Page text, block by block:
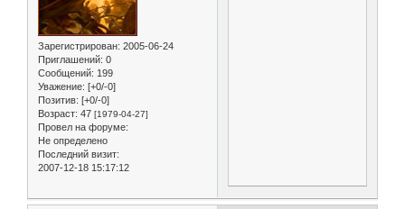
Зарегистрирован: 2005-06-24
Приглашений: 0
Сообщений: 199
Уважение: [+0/-0]
Позитив: [+0/-0]
Возраст: 47 [1979-04-27]
Провел на форуме:
Не определено
Последний визит:
2007-12-18 15:17:12